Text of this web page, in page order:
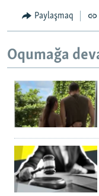
Paylaşmaq
Oqumağa